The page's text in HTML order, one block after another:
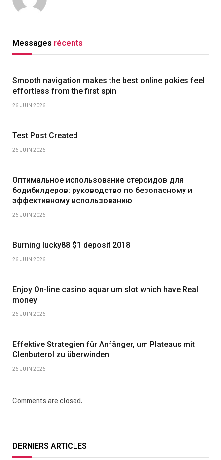
Messages récents
Smooth navigation makes the best online pokies feel
effortless from the first spin
26 JUIN 2026
Test Post Created
26 JUIN 2026
Оптимальное использование стероидов для
бодибилдеров: руководство по безопасному и
эффективному использованию
26 JUIN 2026
Burning lucky88 $1 deposit 2018
26 JUIN 2026
Enjoy On-line casino aquarium slot which have Real
money
26 JUIN 2026
Effektive Strategien für Anfänger, um Plateaus mit
Clenbuterol zu überwinden
26 JUIN 2026
Comments are closed.
DERNIERS ARTICLES